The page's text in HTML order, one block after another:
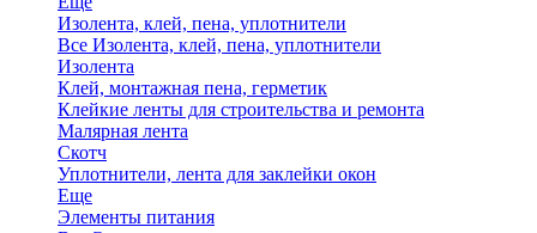
Изолента, клей, пена, уплотнители
Все Изолента, клей, пена, уплотнители
Изолента
Клей, монтажная пена, герметик
Клейкие ленты для строительства и ремонта
Малярная лента
Скотч
Уплотнители, лента для заклейки окон
Еще
Элементы питания